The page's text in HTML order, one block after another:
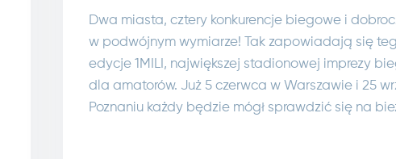
Dwa miasta, cztery konkurencje biegowe i
w podwójnym wymiarze! Tak zapowiadają się
edycje 1MILI, największej stadionowej imprezy
dla amatorów. Już 5 czerwca w Warszawie i 25
Poznaniu każdy będzie mógł sprawdzić się na